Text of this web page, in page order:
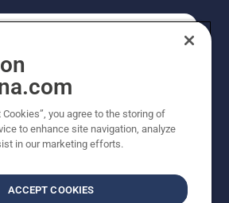
PROFESIONÁLNE
you agree to the storing of
to enhance site navigation, analyze
in our marketing efforts.
ACCEPT COOKIES